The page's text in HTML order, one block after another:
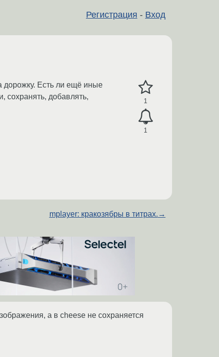
Регистрация - Вход
1
1
дорожку. Есть ли ещё иные
сохранять, добавлять,
mplayer: кракозябры в титрах. →
а в cheese не сохраняется